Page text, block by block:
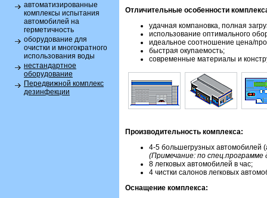
автоматизированные
комплексы испытания
автомобилей на
герметичность
оборудование для
очистки и многократного
использования воды
нестандартное
оборудование
Передвижной комплекс
дезинфекции
Отличительные особенности
удачная компановка, полная
использование оптимального
идеальное соотношение цена/
быстрая окупаемость;
современные материалы и
Производительность комплекса:
4-5 большегрузных автомобилей
(Примечание: по спец.программе
8 легковых автомобилей в час;
4 чистки салонов легковых
Оснащение комплекса: